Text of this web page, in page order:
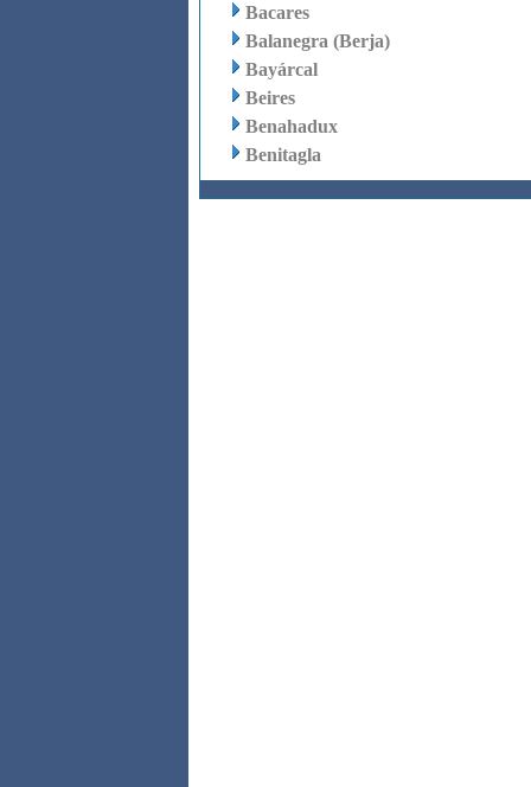
Bacares
Balanegra (Berja)
Bayárcal
Beires
Benahadux
Benitagla